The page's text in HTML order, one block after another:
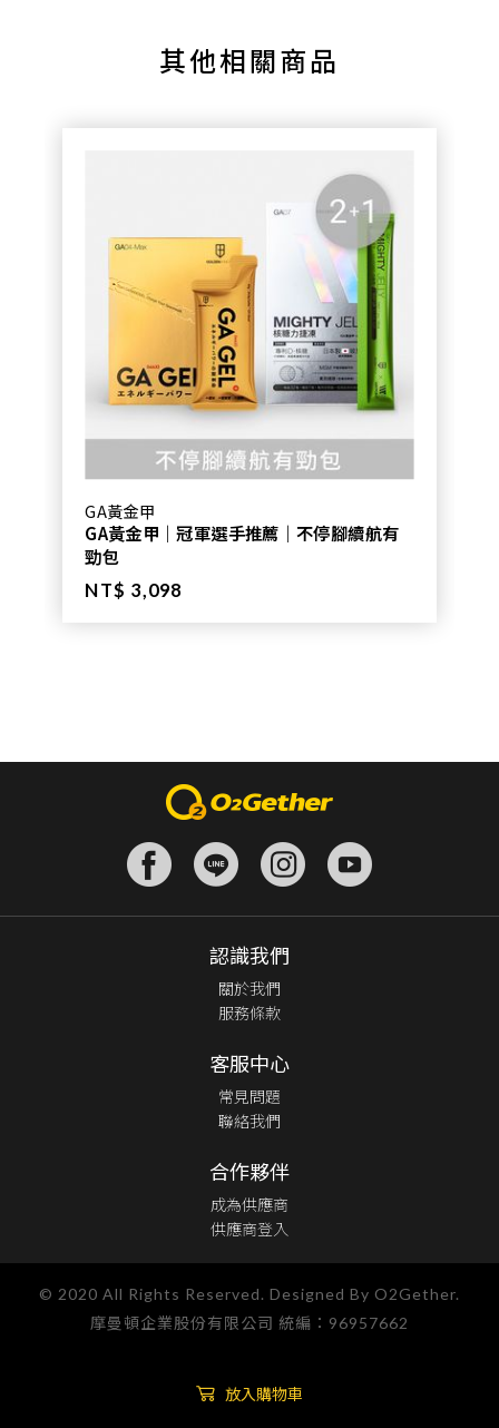
其他相關商品
GA黃金甲
GA黃金甲｜冠軍選手推薦｜不停腳續航有
勁包
NT$ 3,098
放入購物車
認識我們
關於我們
服務條款
客服中心
常見問題
聯絡我們
合作夥伴
成為供應商
供應商登入
© 2020 All Rights Reserved. Designed By O2Gether.
摩曼頓企業股份有限公司 統編：96957662